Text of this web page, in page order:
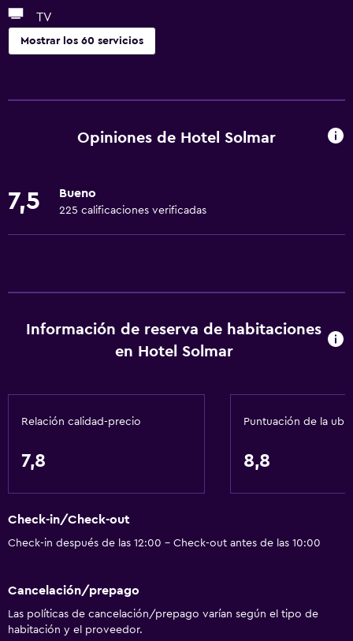
TV
Mostrar los 60 servicios
Wifi gratis
Ventilador
Gel de ducha
Aire acondicionado
Accesibilidad y adecuación
extra)
Ascensor
Ascensor disponible
Almohada hipoalergénica
Almohada sin plumas
Plantas superiores accesibles por ascensor
Opiniones de Hotel Solmar
7,5 Bueno
225 calificaciones verificadas
Información de reserva de habitaciones
en Hotel Solmar
Relación calidad-precio
7,8
Puntuación de la
8,8
Check-in/Check-out
Check-in después de las 12:00 - Check-out antes de las 10:00
Cancelación/prepago
Las políticas de cancelación/prepago varían según el tipo de
habitación y el proveedor.